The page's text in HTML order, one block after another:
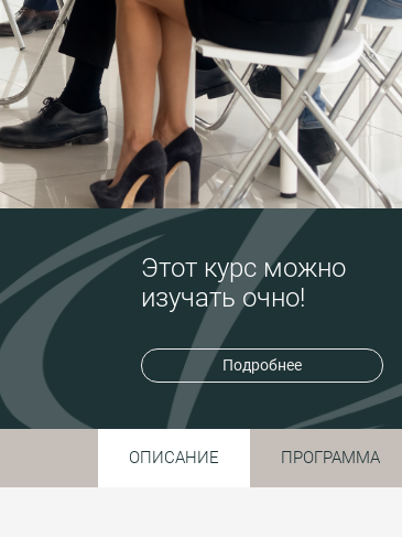
Этот курс можно
изучать очно!
Подробнее
ОПИСАНИЕ ПРОГРАММА